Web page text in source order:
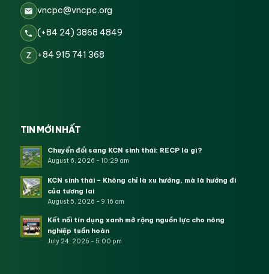
vncpc@vncpc.org
(+84 24) 3868 4849
Z +84 915 741 368
TIN MỚI NHẤT
Chuyển đổi sang KCN sinh thái: RECP là gì?
August 6, 2026 - 10:29 am
KCN sinh thái – Không chỉ là xu hướng, mà là hướng đi
của tương lai
August 5, 2026 - 9:16 am
Kết nối tín dụng xanh mở rộng nguồn lực cho nông
nghiệp tuần hoàn
July 24, 2026 - 5:00 pm